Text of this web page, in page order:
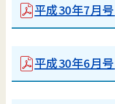
平成30年7月号
平成30年6月号